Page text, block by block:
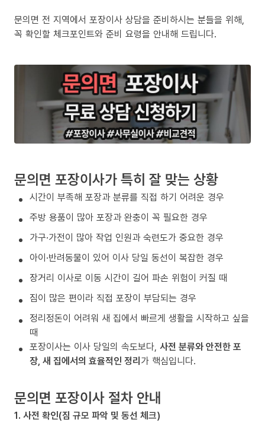
문의면 전 지역에서 포장이사 상담을 준비하시는 분들을 위해,
꼭 확인할 체크포인트와 준비 요령을 안내해 드립니다.
문의면 포장이사가 특히 잘 맞는 상황
시간이 부족해 포장과 분류를 직접 하기 어려운 경우
주방 용품이 많아 포장과 완충이 꼭 필요한 경우
가구·가전이 많아 작업 인원과 숙련도가 중요한 경우
아이·반려동물이 있어 이사 당일 동선이 복잡한 경우
장거리 이사로 이동 시간이 길어 파손 위험이 커질 때
짐이 많은 편이라 직접 포장이 부담되는 경우
정리정돈이 어려워 새 집에서 빠르게 생활을 시작하고 싶을
때
포장이사는 이사 당일의 속도보다, 사전 분류와 안전한 포
장, 새 집에서의 효율적인 정리가 핵심입니다.
문의면 포장이사 절차 안내
1. 사전 확인(짐 규모 파악 및 동선 체크)